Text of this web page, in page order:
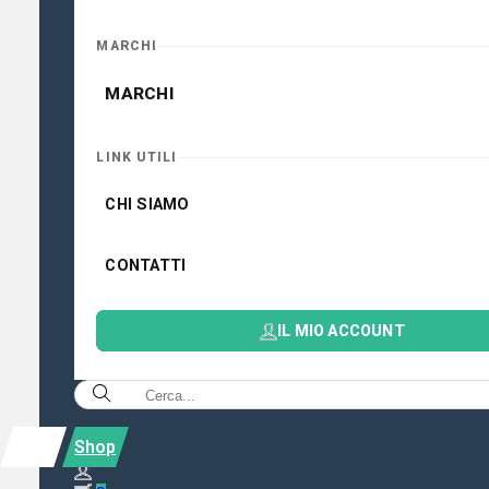
MARCHI
MARCHI
LINK UTILI
CHI SIAMO
CONTATTI
IL MIO ACCOUNT
Shop